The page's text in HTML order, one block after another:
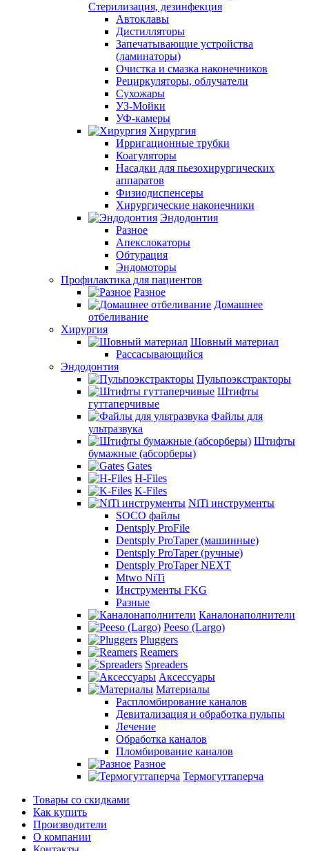
Стерилизация, дезинфекция
Автоклавы
Дистилляторы
Запечатывающие устройства
(ламинаторы)
Очистка и смазка наконечников
Рециркуляторы, облучатели
Сухожары
УЗ-Мойки
УФ-камеры
Хирургия
Ирригационные трубки
Коагуляторы
Насадки для пьезохирургических
аппаратов
Физиодиспенсеры
Хирургические наконечники
Эндодонтия
Разное
Апекслокаторы
Обтурация
Эндомоторы
Профилактика для пациентов
Разное
Домашнее
отбеливание
Хирургия
Шовный материал
Рассасывающийся
Эндодонтия
Пульпоэкстракторы
Штифты
гуттаперчивые
Файлы для
ультразвука
Штифты
бумажные (абсорберы)
Gates
H-Files
K-Files
NiTi инструменты
SOCO файлы
Dentsply ProFile
Dentsply ProTaper (машинные)
Dentsply ProTaper (ручные)
Dentsply ProTaper NEXT
Mtwo NiTi
Инструменты FKG
Разные
Каналонаполнители
Peeso (Largo)
Pluggers
Reamers
Spreaders
Аксессуары
Материалы
Распломбирование каналов
Девитализация и обработка пульпы
Лечение
Обработка каналов
Пломбирование каналов
Разное
Термогуттаперча
Товары со скидками
Как купить
Производители
О компании